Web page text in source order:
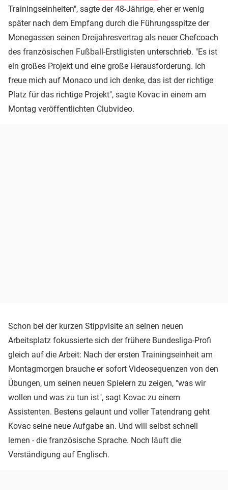
Trainingseinheiten", sagte der 48-Jährige, eher er wenig
später nach dem Empfang durch die Führungsspitze der
Monegassen seinen Dreijahresvertrag als neuer Chefcoach
des französischen Fußball-Erstligisten unterschrieb. "Es ist
ein großes Projekt und eine große Herausforderung. Ich
freue mich auf Monaco und ich denke, das ist der richtige
Platz für das richtige Projekt", sagte Kovac in einem am
Montag veröffentlichten Clubvideo.
Schon bei der kurzen Stippvisite an seinen neuen
Arbeitsplatz fokussierte sich der frühere Bundesliga-Profi
gleich auf die Arbeit: Nach der ersten Trainingseinheit am
Montagmorgen brauche er sofort Videosequenzen von den
Übungen, um seinen neuen Spielern zu zeigen, "was wir
wollen und was zu tun ist", sagt Kovac zu einem
Assistenten. Bestens gelaunt und voller Tatendrang geht
Kovac seine neue Aufgabe an. Und will selbst schnell
lernen - die französische Sprache. Noch läuft die
Verständigung auf Englisch.